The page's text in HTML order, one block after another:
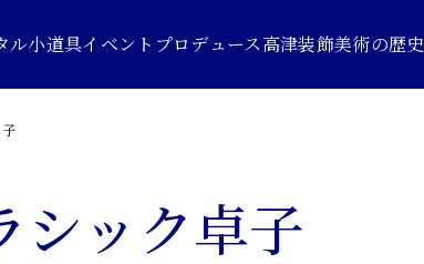
ル小道具イベントプロデュース高津装飾美術の歴史
シック卓子